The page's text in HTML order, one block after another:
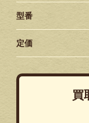
型番
定価
買